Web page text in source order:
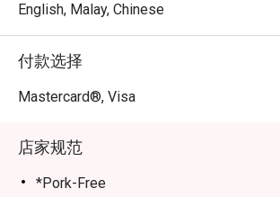
English, Malay, Chinese
付款选择
Mastercard®, Visa
店家规范
*Pork-Free